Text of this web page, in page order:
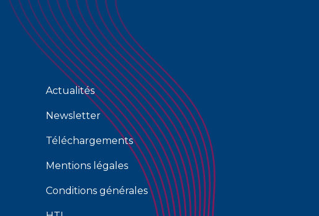
Actualités
Newsletter
Téléchargements
Mentions légales
Conditions générales